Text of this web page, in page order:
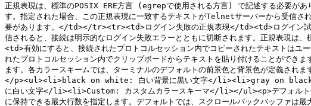
正規表現は、標準のPOSIX ERE方言 (egrepで使用される方言) で記述する必要
す。指定された場合、この正規表現に一致するテキストがTelnetサーバーから受信
要があります。</td></tr><tr><td>ログイン失敗の正規表現</td><td>ログイン試行
信されると、接続は明示的なログイン失敗エラーとともに切断されます。正規表
<td>有効にすると、接続されたプロトコルセッション内でコピーされたテキスト
れたプロトコルセッション内でクリップボードからテキストを貼り付けることが
ます。各カラースキームでは、ターミナルのデフォルトの前景色と背景色が定義され
</p><ul><li>black on white: 白い背景に黒い文字</li><li>gray on
に白い文字</li><li>Custom: カスタムカラースキーマ</li></ul><p>デフォル
に保持できる最大行数を指定します。デフォルトでは、スクロールバックバッフ